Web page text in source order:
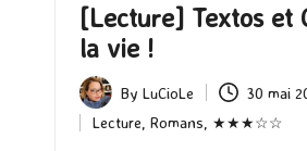
[Lecture] Textos et
la vie !
Posted
by
By LuCioLe 30 mai
Posted
Lecture Romans ★★★☆☆